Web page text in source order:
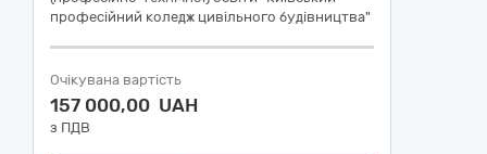
професійний коледж цивільного будівництва"
Очікувана вартість
157 000,00 UAH
з ПДВ